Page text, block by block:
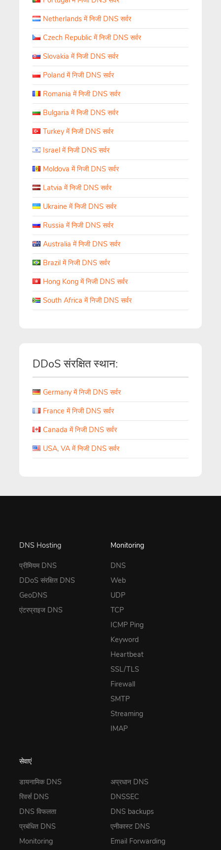
Netherlands में निजी DNS सर्वर
Czech Republic में निजी DNS सर्वर
Slovakia में निजी DNS सर्वर
Poland में निजी DNS सर्वर
Romania में निजी DNS सर्वर
Bulgaria में निजी DNS सर्वर
Turkey में निजी DNS सर्वर
Israel में निजी DNS सर्वर
Moldova में निजी DNS सर्वर
Latvia में निजी DNS सर्वर
Ukraine में निजी DNS सर्वर
Russia में निजी DNS सर्वर
Australia में निजी DNS सर्वर
Brazil में निजी DNS सर्वर
Hong Kong में निजी DNS सर्वर
South Africa में निजी DNS सर्वर
DDoS संरक्षित स्थान:
Germany में निजी DNS सर्वर
France में निजी DNS सर्वर
Canada में निजी DNS सर्वर
USA, VA में निजी DNS सर्वर
DNS Hosting
प्रीमियम DNS
DDoS संरक्षित DNS
GeoDNS
एंटरप्राइज DNS
Monitoring
DNS
Web
UDP
TCP
ICMP Ping
Keyword
Heartbeat
SSL/TLS
Firewall
SMTP
Streaming
IMAP
सेवाएं
डायनामिक DNS
रिवर्स DNS
DNS विफलता
प्रबंधित DNS
Monitoring
अप्रधान DNS
DNSSEC
DNS backups
एनीकास्ट DNS
Email Forwarding